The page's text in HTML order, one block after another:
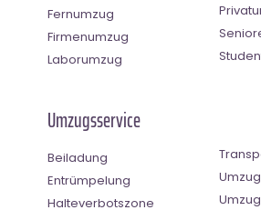
Fernumzug
Firmenumzug
Laborumzug
Umzugsservice
Beiladung
Entrümpelung
Halteverbotszone